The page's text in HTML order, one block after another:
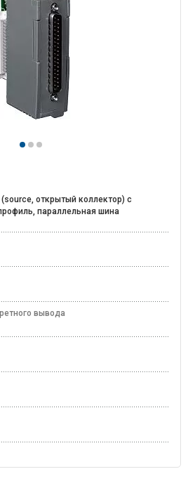
открытый коллектор) с
параллельная шина
вывода